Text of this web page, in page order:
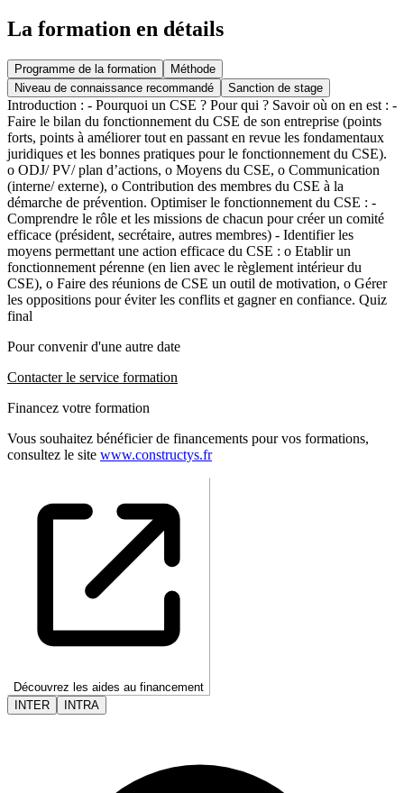
La formation en détails
Programme de la formation
Méthode
Niveau de connaissance recommandé
Sanction de stage
Introduction : - Pourquoi un CSE ? Pour qui ? Savoir où on en est : -
Faire le bilan du fonctionnement du CSE de son entreprise (points
forts, points à améliorer tout en passant en revue les fondamentaux
juridiques et les bonnes pratiques pour le fonctionnement du CSE).
o ODJ/ PV/ plan d’actions, o Moyens du CSE, o Communication
(interne/ externe), o Contribution des membres du CSE à la
démarche de prévention. Optimiser le fonctionnement du CSE : -
Comprendre le rôle et les missions de chacun pour créer un comité
efficace (président, secrétaire, autres membres) - Identifier les
moyens permettant une action efficace du CSE : o Etablir un
fonctionnement pérenne (en lien avec le règlement intérieur du
CSE), o Faire des réunions de CSE un outil de motivation, o Gérer
les oppositions pour éviter les conflits et gagner en confiance. Quiz
final
Pour convenir d'une autre date
Contacter le service formation
Financez votre formation
Vous souhaitez bénéficier de financements pour vos formations,
consultez le site www.constructys.fr
Découvrez les aides au financement
INTER
INTRA